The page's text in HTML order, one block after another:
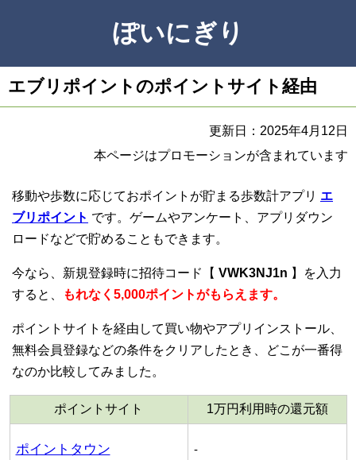
ぽいにぎり
エブリポイントのポイントサイト経由
更新日：2025年4月12日
本ページはプロモーションが含まれています
移動や歩数に応じておポイントが貯まる歩数計アプリ エ
ブリポイント です。ゲームやアンケート、アプリダウン
ロードなどで貯めることもできます。
今なら、新規登録時に招待コード【 VWK3NJ1n 】を入力
すると、
もれなく5,000ポイントがもらえます。
ポイントサイトを経由して買い物やアプリインストール、
無料会員登録などの条件をクリアしたとき、どこが一番得
なのか比較してみました。
ポイントサイト 1万円利用時の還元額
ポイントタウン -